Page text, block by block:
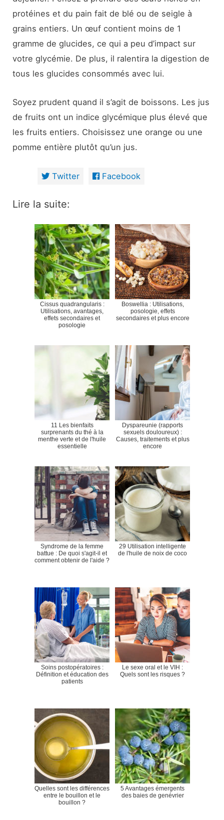
protéines et du pain fait de blé ou de seigle à
grains entiers. Un œuf contient moins de 1
gramme de glucides, ce qui a peu d’impact sur
votre glycémie. De plus, il ralentira la digestion de
tous les glucides consommés avec lui.
Soyez prudent quand il s’agit de boissons. Les jus
de fruits ont un indice glycémique plus élevé que
les fruits entiers. Choisissez une orange ou une
pomme entière plutôt qu’un jus.
Twitter Facebook
Lire la suite:
Cissus quadrangularis :
Utilisations, avantages,
effets secondaires et
posologie
Boswellia : Utilisations,
posologie, effets
secondaires et plus encore
11 Les bienfaits
surprenants du thé à la
menthe verte et de l'huile
essentielle
Dyspareunie (rapports
sexuels douloureux) :
Causes, traitements et plus
encore
Syndrome de la femme
battue : De quoi s'agit-il et
comment obtenir de l'aide ?
29 Utilisation intelligente
de l'huile de noix de coco
Soins postopératoires :
Définition et éducation des
patients
Le sexe oral et le VIH :
Quels sont les risques ?
Quelles sont les différences
entre le bouillon et le
bouillon ?
5 Avantages émergents
des baies de genévrier